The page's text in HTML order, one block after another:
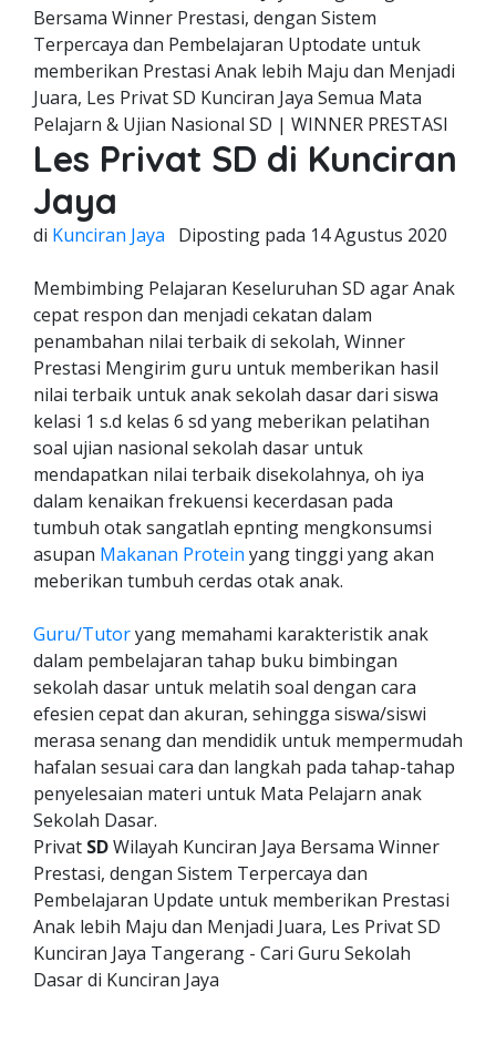
Bersama Winner Prestasi, dengan Sistem
Terpercaya dan Pembelajaran Uptodate untuk
memberikan Prestasi Anak lebih Maju dan Menjadi
Juara, Les Privat SD Kunciran Jaya Semua Mata
Pelajarn & Ujian Nasional SD | WINNER PRESTASI
Les Privat SD di Kunciran
Jaya
di Kunciran Jaya Diposting pada 14 Agustus 2020
Membimbing Pelajaran Keseluruhan SD agar Anak
cepat respon dan menjadi cekatan dalam
penambahan nilai terbaik di sekolah, Winner
Prestasi Mengirim guru untuk memberikan hasil
nilai terbaik untuk anak sekolah dasar dari siswa
kelasi 1 s.d kelas 6 sd yang meberikan pelatihan
soal ujian nasional sekolah dasar untuk
mendapatkan nilai terbaik disekolahnya, oh iya
dalam kenaikan frekuensi kecerdasan pada
tumbuh otak sangatlah epnting mengkonsumsi
asupan Makanan Protein yang tinggi yang akan
meberikan tumbuh cerdas otak anak.
Guru/Tutoryang memahami karakteristik anak
dalam pembelajaran tahap buku bimbingan
sekolah dasar untuk melatih soal dengan cara
efesien cepat dan akuran, sehingga siswa/siswi
merasa senang dan mendidik untuk mempermudah
hafalan sesuai cara dan langkah pada tahap-tahap
penyelesaian materi untuk Mata Pelajarn anak
Sekolah Dasar.
Privat SDWilayah Kunciran Jaya Bersama Winner
Prestasi, dengan Sistem Terpercaya dan
Pembelajaran Update untuk memberikan Prestasi
Anak lebih Maju dan Menjadi Juara, Les Privat SD
Kunciran Jaya Tangerang - Cari Guru Sekolah
Dasar di Kunciran Jaya